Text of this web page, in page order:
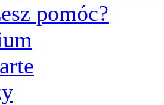
pomóc?